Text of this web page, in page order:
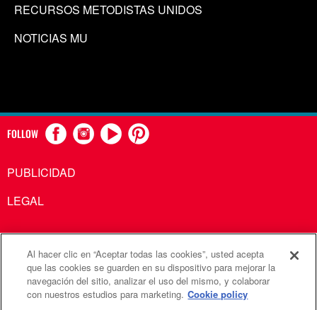
RECURSOS METODISTAS UNIDOS
NOTICIAS MU
FOLLOW
PUBLICIDAD
LEGAL
Comunicaciones Metodistas Unidas es una agencia de la
Iglesia Metodista Unida
©2026Comunicaciones Metodistas Unidas. Reservados
Al hacer clic en “Aceptar todas las cookies”, usted acepta
que las cookies se guarden en su dispositivo para mejorar la
navegación del sitio, analizar el uso del mismo, y colaborar
con nuestros estudios para marketing. Cookie policy